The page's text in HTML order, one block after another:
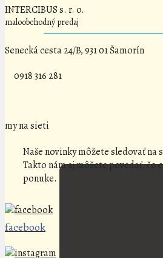
INTERCIBUS s. r. o.
maloobchodný predaj
Senecká cesta 24/B, 931 01 Šamorín
0918 316 281
my na sieti
Naše novinky môžete sledovať na
Takto nám aj môžete povedať, čo
ponuke.
facebook